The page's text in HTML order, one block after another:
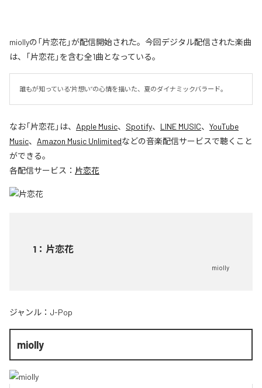
miollyの「片恋花」が配信開始された。今回デジタル配信された楽曲
は、「片恋花」を含む全1曲となっている。
誰もが知っている"片想い”の心情を描いた、夏のダイナミックバラード。
なお「片恋花」は、 Apple Music、 Spotify、 LINE MUSIC、 YouTube
Music、 Amazon Music Unlimitedなどの音楽配信サービスで聴くこと
ができる。
各配信サービス： 片恋花
1 ： 片恋花
miolly
ジャンル： J-Pop
miolly